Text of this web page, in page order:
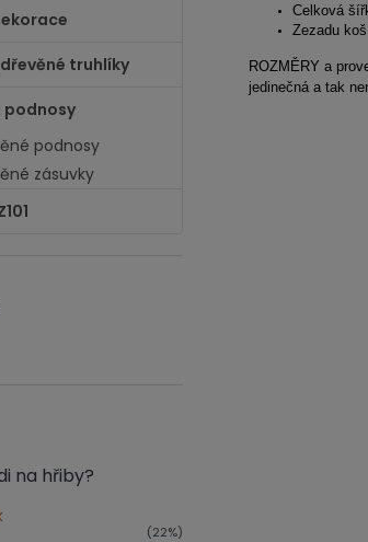
truhlíky
podnosy
podnosy
zásuvky
na hřiby?
(22%)
Celková
Zezadu
ROZMĚRY a
jedinečná a tak